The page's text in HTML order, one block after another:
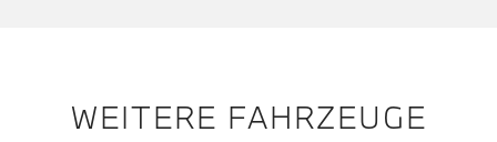
WEITERE FAHRZEUGE